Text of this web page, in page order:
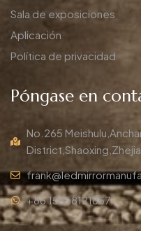
Sala de exposiciones
Aplicación
Política de privacidad
Póngase en
No.265
+86 15658121857